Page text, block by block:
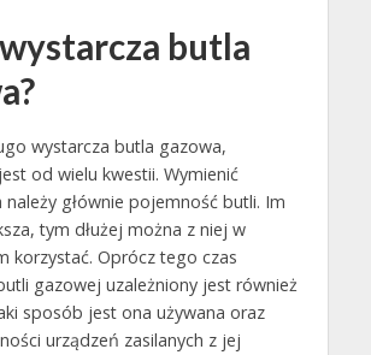
butla
wystarcza butla gazowa,
od wielu kwestii. Wymienić
należy głównie pojemność butli. Im
tym dłużej można z niej w
korzystać. Oprócz tego czas
gazowej uzależniony jest również
sposób jest ona używana oraz
urządzeń zasilanych z jej